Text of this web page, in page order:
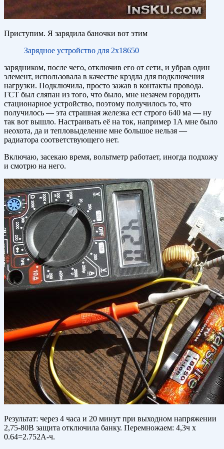
Приступим. Я зарядила баночки вот этим
Зарядное устройство для 2х18650
зарядником, после чего, отключив его от сети, и убрав один
элемент, использовала в качестве крэдла для подключения
нагрузки. Подключила, просто зажав в контакты провода.
ГСТ был сляпан из того, что было, мне незачем городить
стационарное устройство, поэтому получилось то, что
получилось — эта страшная железка ест строго 640 ма — ну
так вот вышло. Настраивать её на ток, например 1А мне было
неохота, да и тепловыделение мне большое нельзя —
радиатора соответствующего нет.
Включаю, засекаю время, вольтметр работает, иногда подхожу
и смотрю на него.
Результат: через 4 часа и 20 минут при выходном напряжении
2,75-80В защита отключила банку. Перемножаем: 4,3ч х
0.64=2.752А-ч.